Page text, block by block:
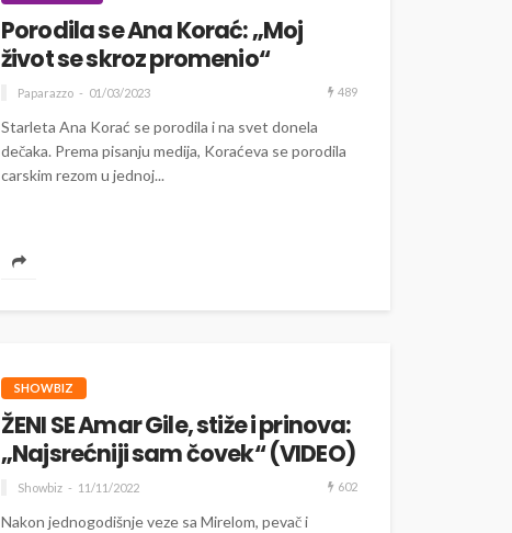
Porodila se Ana Korać: „Moj
život se skroz promenio“
Paparazzo 01/03/2023 489
Starleta Ana Korać se porodila i na svet donela
dečaka. Prema pisanju medija, Koraćeva se porodila
carskim rezom u jednoj...
SHOWBIZ
ŽENI SE Amar Gile, stiže i prinova:
„Najsrećniji sam čovek“ (VIDEO)
Showbiz 11/11/2022 602
Nakon jednogodišnje veze sa Mirelom, pevač i